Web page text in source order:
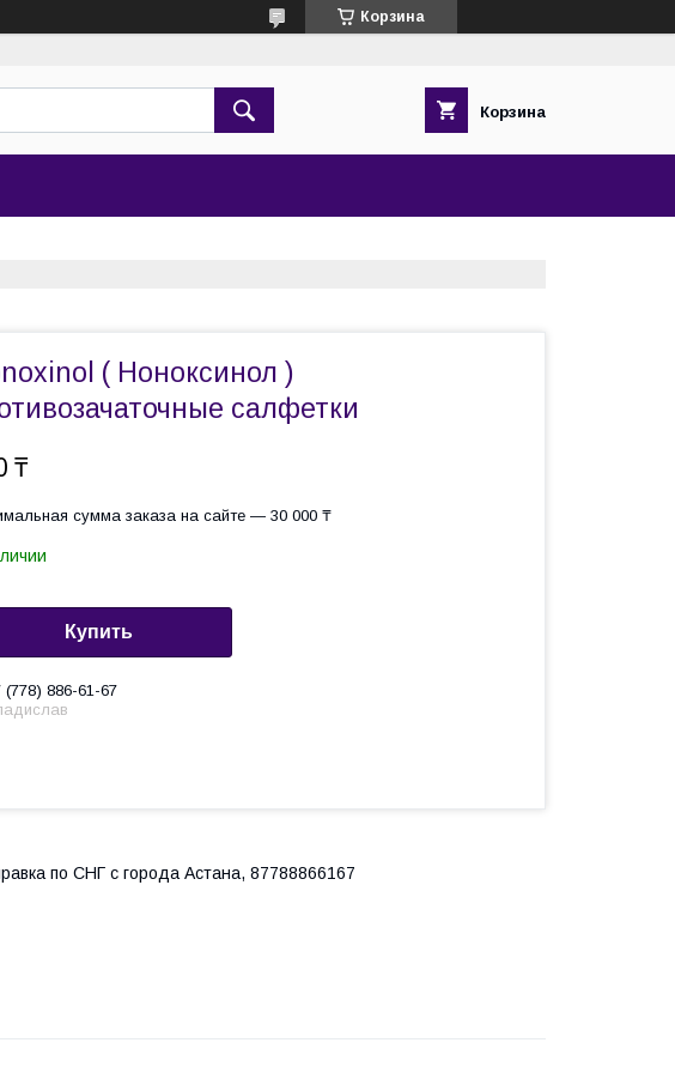
Корзина
Корзина
( Ноноксинол )
салфетки
₸
сумма заказа на сайте — 30 000 ₸
Купить
(778) 886-61-67
по СНГ с города Астана, 87788866167